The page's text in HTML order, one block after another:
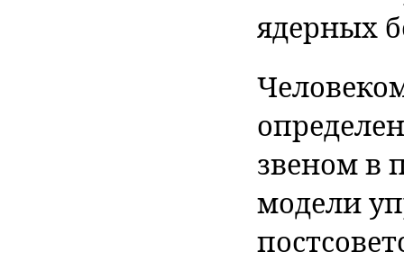
ядерных
звеном в
модели